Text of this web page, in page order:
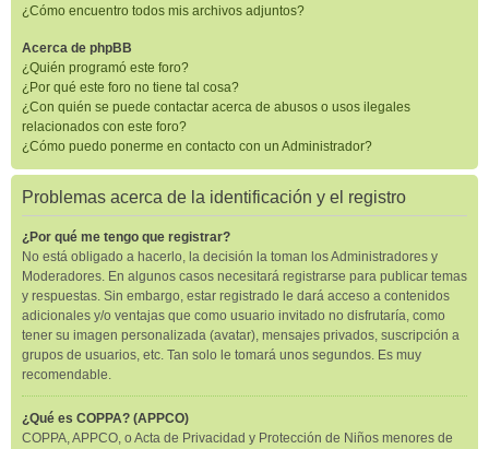
¿Cómo encuentro todos mis archivos adjuntos?
Acerca de phpBB
¿Quién programó este foro?
¿Por qué este foro no tiene tal cosa?
¿Con quién se puede contactar acerca de abusos o usos ilegales
relacionados con este foro?
¿Cómo puedo ponerme en contacto con un Administrador?
Problemas acerca de la identificación y el registro
¿Por qué me tengo que registrar?
No está obligado a hacerlo, la decisión la toman los Administradores y
Moderadores. En algunos casos necesitará registrarse para publicar temas
y respuestas. Sin embargo, estar registrado le dará acceso a contenidos
adicionales y/o ventajas que como usuario invitado no disfrutaría, como
tener su imagen personalizada (avatar), mensajes privados, suscripción a
grupos de usuarios, etc. Tan solo le tomará unos segundos. Es muy
recomendable.
¿Qué es COPPA? (APPCO)
COPPA, APPCO, o Acta de Privacidad y Protección de Niños menores de